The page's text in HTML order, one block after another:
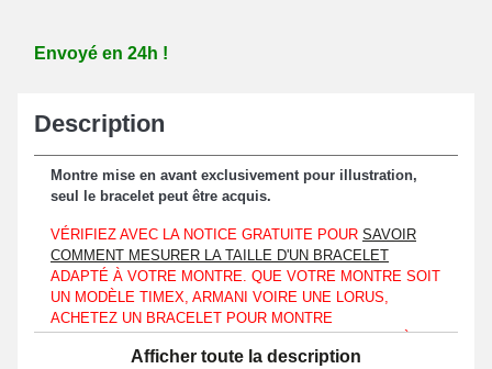
Envoyé en 24h !
Description
Montre mise en avant exclusivement pour illustration,
seul le bracelet peut être acquis.
VÉRIFIEZ AVEC LA NOTICE GRATUITE POUR SAVOIR
COMMENT MESURER LA TAILLE D'UN BRACELET
ADAPTÉ À VOTRE MONTRE. QUE VOTRE MONTRE SOIT
UN MODÈLE TIMEX, ARMANI VOIRE UNE LORUS,
ACHETEZ UN BRACELET POUR MONTRE
QUE VOUS AVEZ AVEC CE GUIDE.
Afficher toute la description